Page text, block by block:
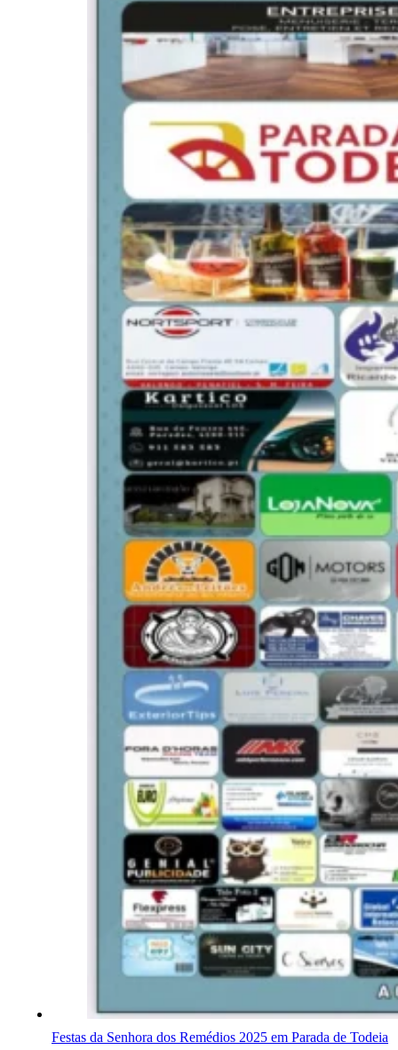
Festas da Senhora dos Remédios 2025 em Parada de Todeia